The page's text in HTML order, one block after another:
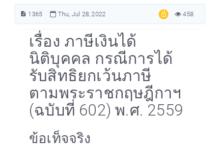
1365 Thu, Jul 28, 2022 458
เรื่อง ภาษีเงินได้
นิติบุคคล กรณีการได้
รับสิทธิยกเว้นภาษี
ตามพระราชกฤษฎีกาฯ
(ฉบับที่ 602) พ.ศ. 2559
ข้อเท็จจริง